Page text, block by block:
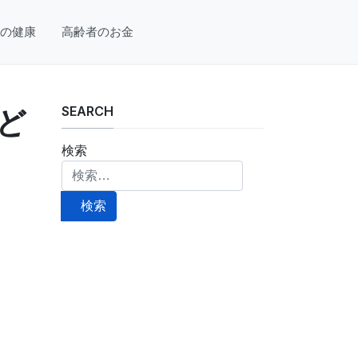
健康 高齢者のお金
SEARCH
検索
検索